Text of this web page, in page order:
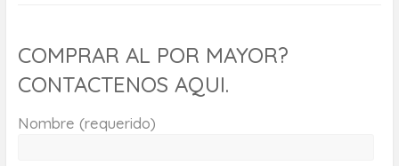
COMPRAR AL POR MAYOR?
CONTACTENOS AQUI.
Nombre (requerido)